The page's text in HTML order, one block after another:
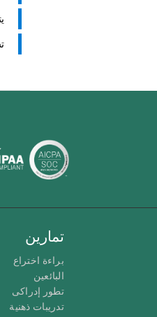
تمارين
براءة اختراع
البائعين
تطور إدراكى
تدريبات ذهنية